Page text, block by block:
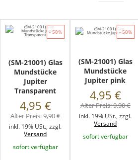
(SM-21001) Glas
Mundstücke
Jupiter
Transparent
4,95 €
Alter Preis:9,90 €
inkl. 19% USt., zzgl.
Versand
sofort verfügbar
- 50%
(SM-21001) Glas
Mundstücke
Jupiter pink
4,95 €
Alter Preis:9,90 €
inkl. 19% USt., zzgl.
Versand
sofort verfügbar
- 50%